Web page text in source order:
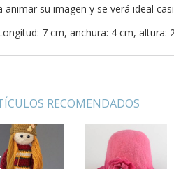
animar su imagen y se verá ideal
7 cm, anchura: 4 cm, altura:
RECOMENDADOS